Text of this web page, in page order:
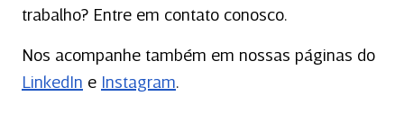
trabalho? Entre em contato conosco.
Nos acompanhe também em nossas páginas do
LinkedIn e Instagram.